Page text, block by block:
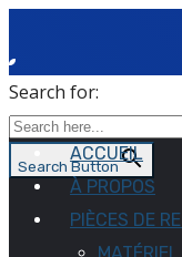
Search for:
Search Button
ACCUEIL
À PROPOS
PIÈCES DE